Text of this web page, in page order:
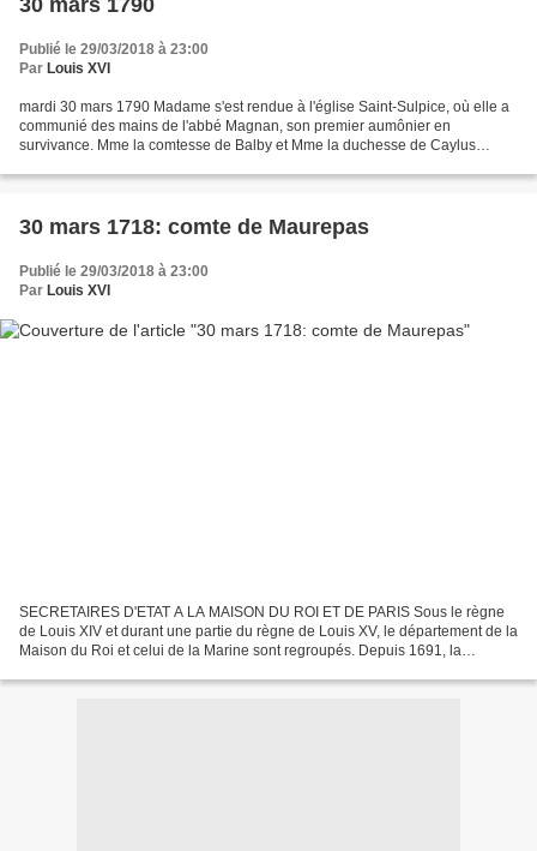
30 mars 1790
Publié le 29/03/2018 à 23:00
Par Louis XVI
mardi 30 mars 1790 Madame s'est rendue à l'église Saint-Sulpice, où elle a
communié des mains de l'abbé Magnan, son premier aumônier en
survivance. Mme la comtesse de Balby et Mme la duchesse de Caylus
30 mars 1718: comte de Maurepas
Publié le 29/03/2018 à 23:00
Par Louis XVI
SECRETAIRES D'ETAT A LA MAISON DU ROI ET DE PARIS Sous le règne
de Louis XIV et durant une partie du règne de Louis XV, le département de la
Maison du Roi et celui de la Marine sont regroupés. Depuis 1691, la